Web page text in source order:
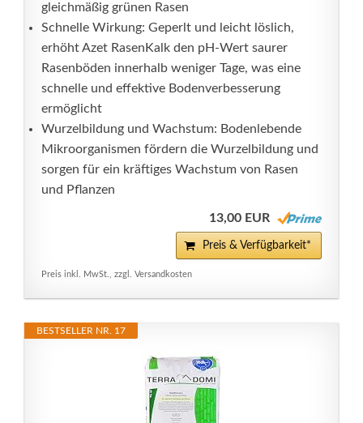
gleichmäßig grünen Rasen
Schnelle Wirkung: Geperlt und leicht löslich,
erhöht Azet RasenKalk den pH-Wert saurer
Rasenböden innerhalb weniger Tage, was eine
schnelle und effektive Bodenverbesserung
ermöglicht
Wurzelbildung und Wachstum: Bodenlebende
Mikroorganismen fördern die Wurzelbildung und
sorgen für ein kräftiges Wachstum von Rasen
und Pflanzen
13,00 EUR
Preis & Verfügbarkeit*
Preis inkl. MwSt., zzgl. Versandkosten
BESTSELLER NR. 17